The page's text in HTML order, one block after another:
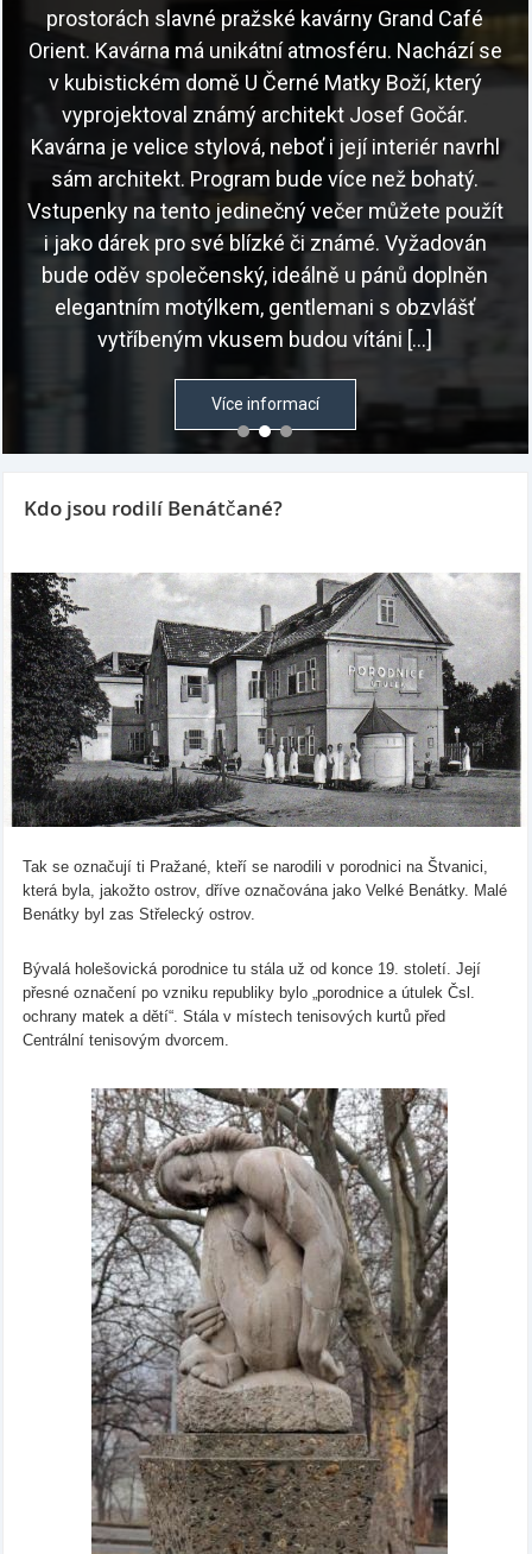
prostorách slavné pražské kavárny Grand Café
Orient. Kavárna má unikátní atmosféru. Nachází se
v kubistickém domě U Černé Matky Boží, který
vyprojektoval známý architekt Josef Gočár.
Kavárna je velice stylová, neboť i její interiér navrhl
sám architekt. Program bude více než bohatý.
Vstupenky na tento jedinečný večer můžete použít
i jako dárek pro své blízké či známé. Vyžadován
bude oděv společenský, ideálně u pánů doplněn
elegantním motýlkem, gentlemani s obzvlášť
vytříbeným vkusem budou vítáni […]
Více informací
Kdo jsou rodilí Benátčané?
Tak se označují ti Pražané, kteří se narodili v porodnici na Štvanici,
která byla, jakožto ostrov, dříve označována jako Velké Benátky. Malé
Benátky byl zas Střelecký ostrov.
Bývalá holešovická porodnice tu stála už od konce 19. století. Její
přesné označení po vzniku republiky bylo „porodnice a útulek Čsl.
ochrany matek a dětí“. Stála v místech tenisových kurtů před
Centrální tenisovým dvorcem.